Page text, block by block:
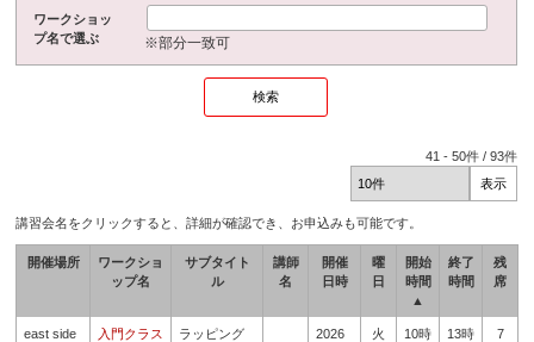
ワークショッ
プ名で選ぶ
※部分一致可
41 -50件 /93件
講習会名をクリックすると、詳細が確認でき、お申込みも可能です。
開催場所
ワークショ
ップ名
サブタイト
ル
講師
名
開催
日時
曜
日
開始
時間
▲
終了
時間
残
席
east side
入門クラス
ラッピング
2026
火
10時
13時
7